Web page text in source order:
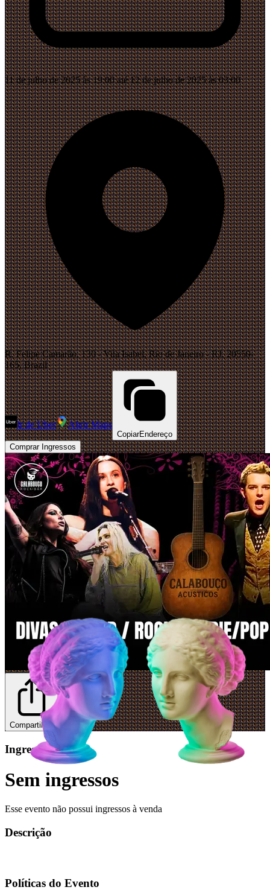
11 de julho de 2025 às 19:00 até 12 de julho de 2025 às 03:00
R. Felipe Camarão, 130 - Vila Isabel, Rio de Janeiro - RJ, 20550-
165, Brazil
Ir de Uber Abrir Maps
CopiarEndereço
Comprar Ingressos
Compartilhar
Ingressos
Sem ingressos
Esse evento não possui ingressos à venda
Descrição
Políticas do Evento